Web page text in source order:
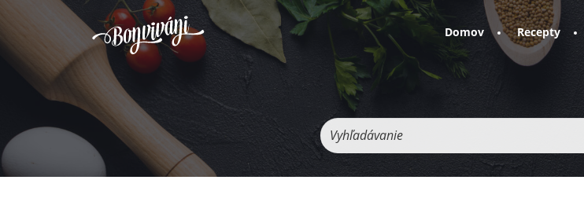
Domov Recepty
Vyhľadávanie